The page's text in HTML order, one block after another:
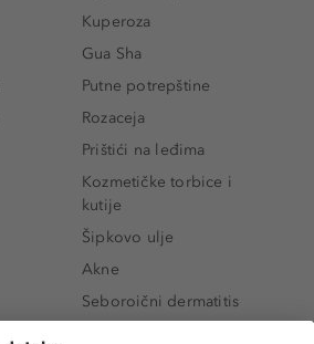
Kuperoza
Gua Sha
Putne potrepštine
Rozaceja
Prištići na leđima
Kozmetičke torbice i
kutije
Šipkovo ulje
Akne
Seboroični dermatitis